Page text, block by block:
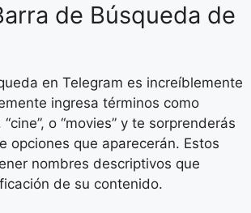
de Búsqueda de
en Telegram es increíblemente
ingresa términos como
“cine”, o “movies” y te sorprenderás
opciones que aparecerán. Estos
nombres descriptivos que
de su contenido.